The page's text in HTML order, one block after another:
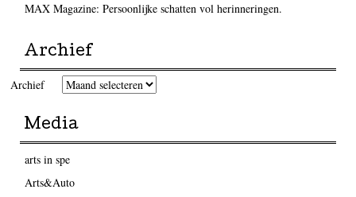
MAX Magazine: Persoonlijke schatten vol herinneringen.
Archief
Archief
Media
arts in spe
Arts&Auto